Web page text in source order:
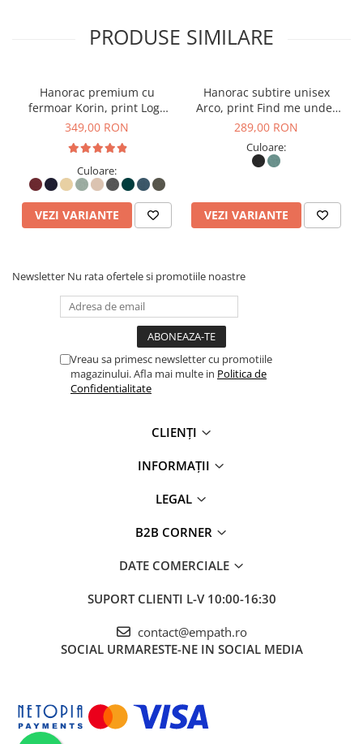
mai potrivitpentruvreme mai caldă.
Versatilitate & Durabilitate
Aceast hanorac este potrivit atât pentru activități casual,
cât și pentru ținute smart-casual.
Se combină ușor cu jeanși, pantaloni chinos sau
echipamente sportive, oferind un look relaxat și modern.
✅Prietenos cu pielea și mediul
Fie că il porți în oraș, la birou sau în timpul călătoriilor,
aceast hanorac va deveni rapid un element esențial din
garderoba ta!
PRODUSE SIMILARE
Hanorac premium cu
fermoar Korin, print Logo
Empath
349,00 RON
Culoare:
VEZI VARIANTE
Hanorac subtire unisex
Arco, print Find me under
the stars
289,00 RON
Culoare:
VEZI VARIANTE
Newsletter Nu rata ofertele si promotiile noastre
Vreau sa primesc newsletter cu promotiile
magazinului. Afla mai multe in Politica de
Confidentialitate
CLIENȚI
INFORMAȚII
LEGAL
B2B CORNER
DATE COMERCIALE
SUPORT CLIENTI L-V 10:00-16:30
contact@empath.ro
SOCIAL URMARESTE-NE IN SOCIAL MEDIA